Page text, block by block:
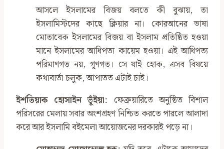
আসলে ইসলামের বিজয় বলতে কী বুঝায়, তা
ইসলামিস্টদের কাছে ক্লিয়ার না। কোরআনের ভাষা
মোতাবেক ইসলামের বিজয় বা ইসলাম প্রতিষ্ঠিত হওয়া
মানে ইসলামের আধিপত্য কায়েম হওয়া। এই আধিপত্য
পরিমাণগত নয়, গূণগত। সে যাই হোক, এসব বিষয়ে
কথাবার্তা চলুক, আপাতত এটাই চাই।
ইশতিয়াক হোসাইন ভূঁইয়া: ফেব্রুয়ারিতে অনুষ্ঠিত বিশাল
পরিসরের মেলায় সবার অংশগ্রহণ নিশ্চিত করতে পারলে আলাদা
করে আর ইসলামি বইমেলা আয়োজনের দরকারই পড়ে না।